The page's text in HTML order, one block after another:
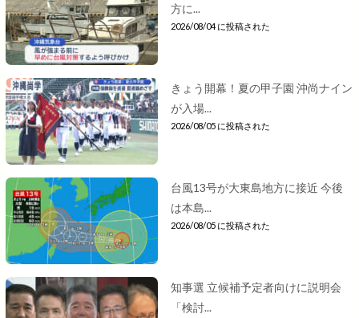
方に...
2026/08/04 に投稿された
きょう開幕！夏の甲子園 沖尚ナイン
が入場...
2026/08/05 に投稿された
台風13号が大東島地方に接近 今後
は本島...
2026/08/05 に投稿された
知事選 立候補予定者向けに説明会
「検討...